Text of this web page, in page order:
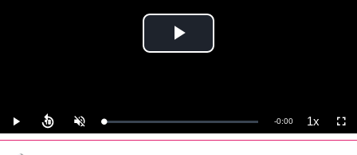
Play
Play UnmuteLoaded:
0%
Remaining
-0:00 1xPlayback
Rate